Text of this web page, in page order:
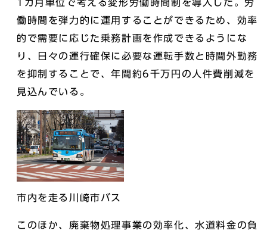
1カ月単位で考える変形労働時間制を導入した。労
働時間を弾力的に運用することができるため、効率
的で需要に応じた乗務計画を作成できるようにな
り、日々の運行確保に必要な運転手数と時間外勤務
を抑制することで、年間約6千万円の人件費削減を
見込んでいる。
市内を走る川崎市バス
このほか、廃棄物処理事業の効率化、水道料金の負